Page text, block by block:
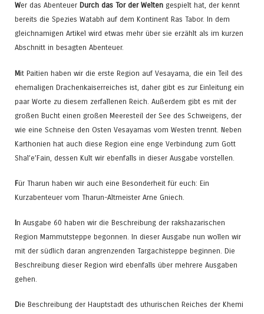
Wer das Abenteuer Durch das Tor der Welten gespielt hat, der kennt
bereits die Spezies Watabh auf dem Kontinent Ras Tabor. In dem
gleichnamigen Artikel wird etwas mehr über sie erzählt als im kurzen
Abschnitt in besagten Abenteuer.
Mit Paitien haben wir die erste Region auf Vesayama, die ein Teil des
ehemaligen Drachenkaiserreiches ist, daher gibt es zur Einleitung ein
paar Worte zu diesem zerfallenen Reich. Außerdem gibt es mit der
großen Bucht einen großen Meeresteil der See des Schweigens, der
wie eine Schneise den Osten Vesayamas vom Westen trennt. Neben
Karthonien hat auch diese Region eine enge Verbindung zum Gott
Shal’e’Fain, dessen Kult wir ebenfalls in dieser Ausgabe vorstellen.
Für Tharun haben wir auch eine Besonderheit für euch: Ein
Kurzabenteuer vom Tharun-Altmeister Arne Gniech.
In Ausgabe 60 haben wir die Beschreibung der rakshazarischen
Region Mammutsteppe begonnen. In dieser Ausgabe nun wollen wir
mit der südlich daran angrenzenden Targachisteppe beginnen. Die
Beschreibung dieser Region wird ebenfalls über mehrere Ausgaben
gehen.
Die Beschreibung der Hauptstadt des uthurischen Reiches der Khemi